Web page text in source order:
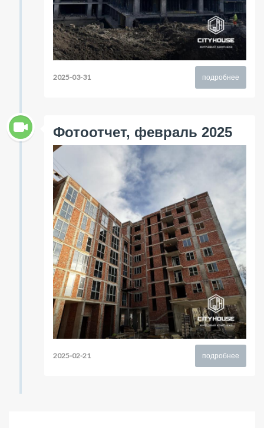
подробнее
2025-03-31
Фотоотчет, февраль 2025
подробнее
2025-02-21